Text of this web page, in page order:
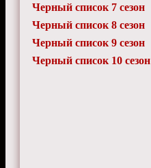
Черный список 7 сезон
Черный список 8 сезон
Черный список 9 сезон
Черный список 10 сезон